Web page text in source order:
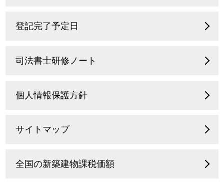
登記完了予定日
司法書士研修ノート
個人情報保護方針
サイトマップ
全国の新築建物課税価額